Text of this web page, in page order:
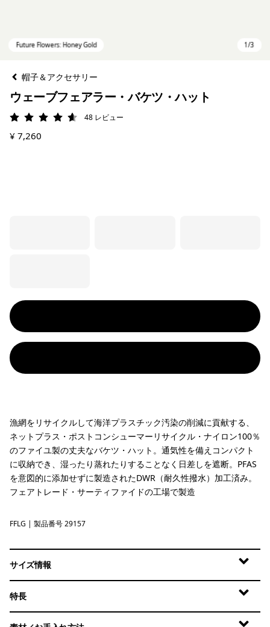
帽子＆アクセサリー
ウェーブフェアラー・バケツ・ハット
評価: 4.6 / 5
48 レビュー
¥ 7,260
漁網をリサイクルして海洋プラスチック汚染の削減に貢献する、
ネットプラス・ポストコンシューマーリサイクル・ナイロン100％
のファイユ製の丈夫なバケツ・ハット。通気性を備えコンパクト
に収納でき、湿ったり蒸れたりすることなく日差しを遮断。PFAS
を意図的に添加せずに製造されたDWR（耐久性撥水）加工済み。
フェアトレード・サーティファイドの工場で製造
Future Flowers: Honey Gold
FFLG | 製品番号 29157
サイズ情報
特長